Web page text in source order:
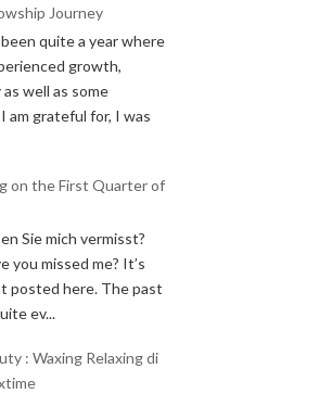
Journey
quite a year where
growth,
well as some
am grateful for, I was
on the First Quarter of
Sie mich vermisst?
you missed me? It’s
posted here. The past
ev...
: Waxing Relaxing di